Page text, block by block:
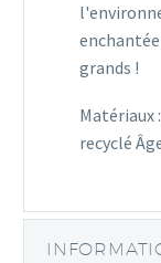
grands !
Matériaux
recyclé